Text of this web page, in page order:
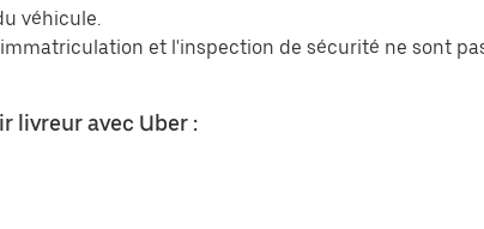
véhicule.
et l'inspection de sécurité ne sont
livreur avec Uber :